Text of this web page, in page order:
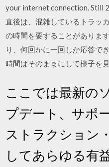
your internet connection. Still
直後は、混雑しているトラッ
の時間を要することがありま
り、何回かに一回しか応答で
時間はそのままにして様子を
ここでは最新の
プデート、サポ
ストラクション
してあらゆる有